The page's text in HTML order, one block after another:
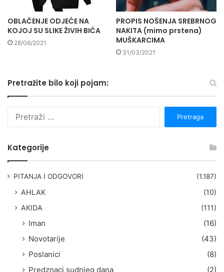
OBLAČENJE ODJEĆE NA
KOJOJ SU SLIKE ŽIVIH BIĆA
28/06/2021
PROPIS NOŠENJA SREBRNOG
NAKITA (mimo prstena)
MUŠKARCIMA
31/03/2021
Pretražite bilo koji pojam:
Kategorije
PITANJA I ODGOVORI (1.187)
AHLAK
(10)
AKIDA
(111)
Iman
(16)
Novotarije
(43)
Poslanici
(8)
Predznaci sudnjeg dana
(2)